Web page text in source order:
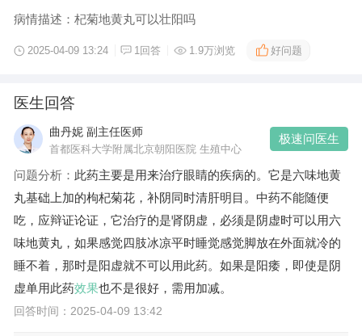
病情描述：杞菊地黄丸可以壮阳吗
2025-04-09 13:24 1回答 1.9万浏览 好问题
医生回答
曲丹妮 副主任医师
首都医科大学附属北京朝阳医院 生殖中心
极速问医生
问题分析： 此药主要是用来治疗眼睛的疾病的。它是六味地黄
丸基础上加的枸杞菊花，补阴同时清肝明目。中药不能随便
吃，应辩证论证，它治疗的是肾阴虚，必须是阴虚时可以用六
味地黄丸，如果感觉四肢冰凉平时睡觉感觉脚放在外面就冷的
睡不着，那时是阳虚就不可以用此药。如果是阳痿，即使是阴
虚单用此药效果也不是很好，需用加减。
回答时间：2025-04-09 13:42